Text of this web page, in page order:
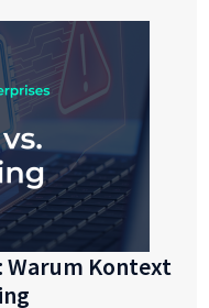
Warum Kontext